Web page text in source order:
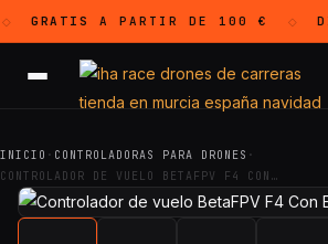
GRATISA PARTIR DE 100 € ◇
INICIO · CONTROLADORAS PARA DRONES ·
CONTROLADOR DE VUELO BETAFPV F4 CON…